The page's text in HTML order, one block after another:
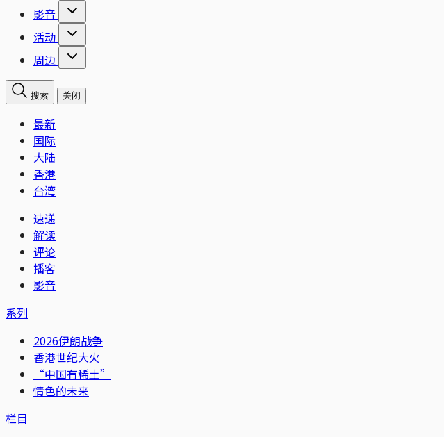
影音
活动
周边
搜索 关闭
最新
国际
大陆
香港
台湾
速递
解读
评论
播客
影音
系列
2026伊朗战争
香港世纪大火
“中国有稀土”
情色的未来
栏目